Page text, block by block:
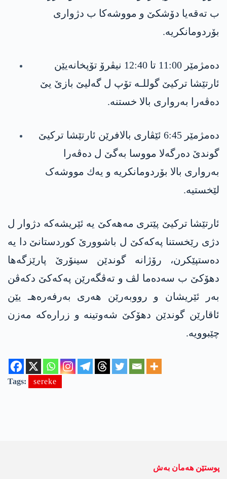
ب تەقه‌یا دۆشکێ و مووشەکا ب دژواری
بۆردومانکریە.
دەمژمێر ‎11:00‏ تا ‎12:40‏ نیڤرۆ تۆپخانه‌یێن
ئارتێشا تركیێ گوللـه‌ تۆپ ‎‏ل گەلیێ بازێ یێ
دەڤەرا بەرواری بالا خستنه‌.
دەمژمێر ‎6:45‏ ئێڤاری بالافرێن ئارتێشا تركیێ
گوندێ دەرگەلا مووسا بەگێ ل دەڤەرا
بەرواری بالا بۆردومانکریە و یه‌ك مووشەک
لێخستیه‌.
ئارتێشا تركیێ پێتری مه‌هه‌كێ یه‌ ئێریشه‌كه‌ دژوار ل
دژی رێخستنا په‌كه‌كێ ل باشوورێ كوردستانێ دا یه‌
ده‌ستپێكرن، رۆژانه‌ گوندێن سینۆرێ پارێزگه‌ها
دهۆكێ ب سه‌ده‌ما لڤ و ته‌ڤگه‌رێن په‌كه‌كێ دكه‌ڤن
به‌ر ئێریشان و رووبه‌رێن هه‌ری به‌رفه‌ره‌هـ یێن
ئاقارێن گوندێن دهۆكێ شه‌وتینه‌ و زراره‌كه‌ مه‌زن
چێبوویه‌.
Tags: sereke
پوستێن ھەمان بەش